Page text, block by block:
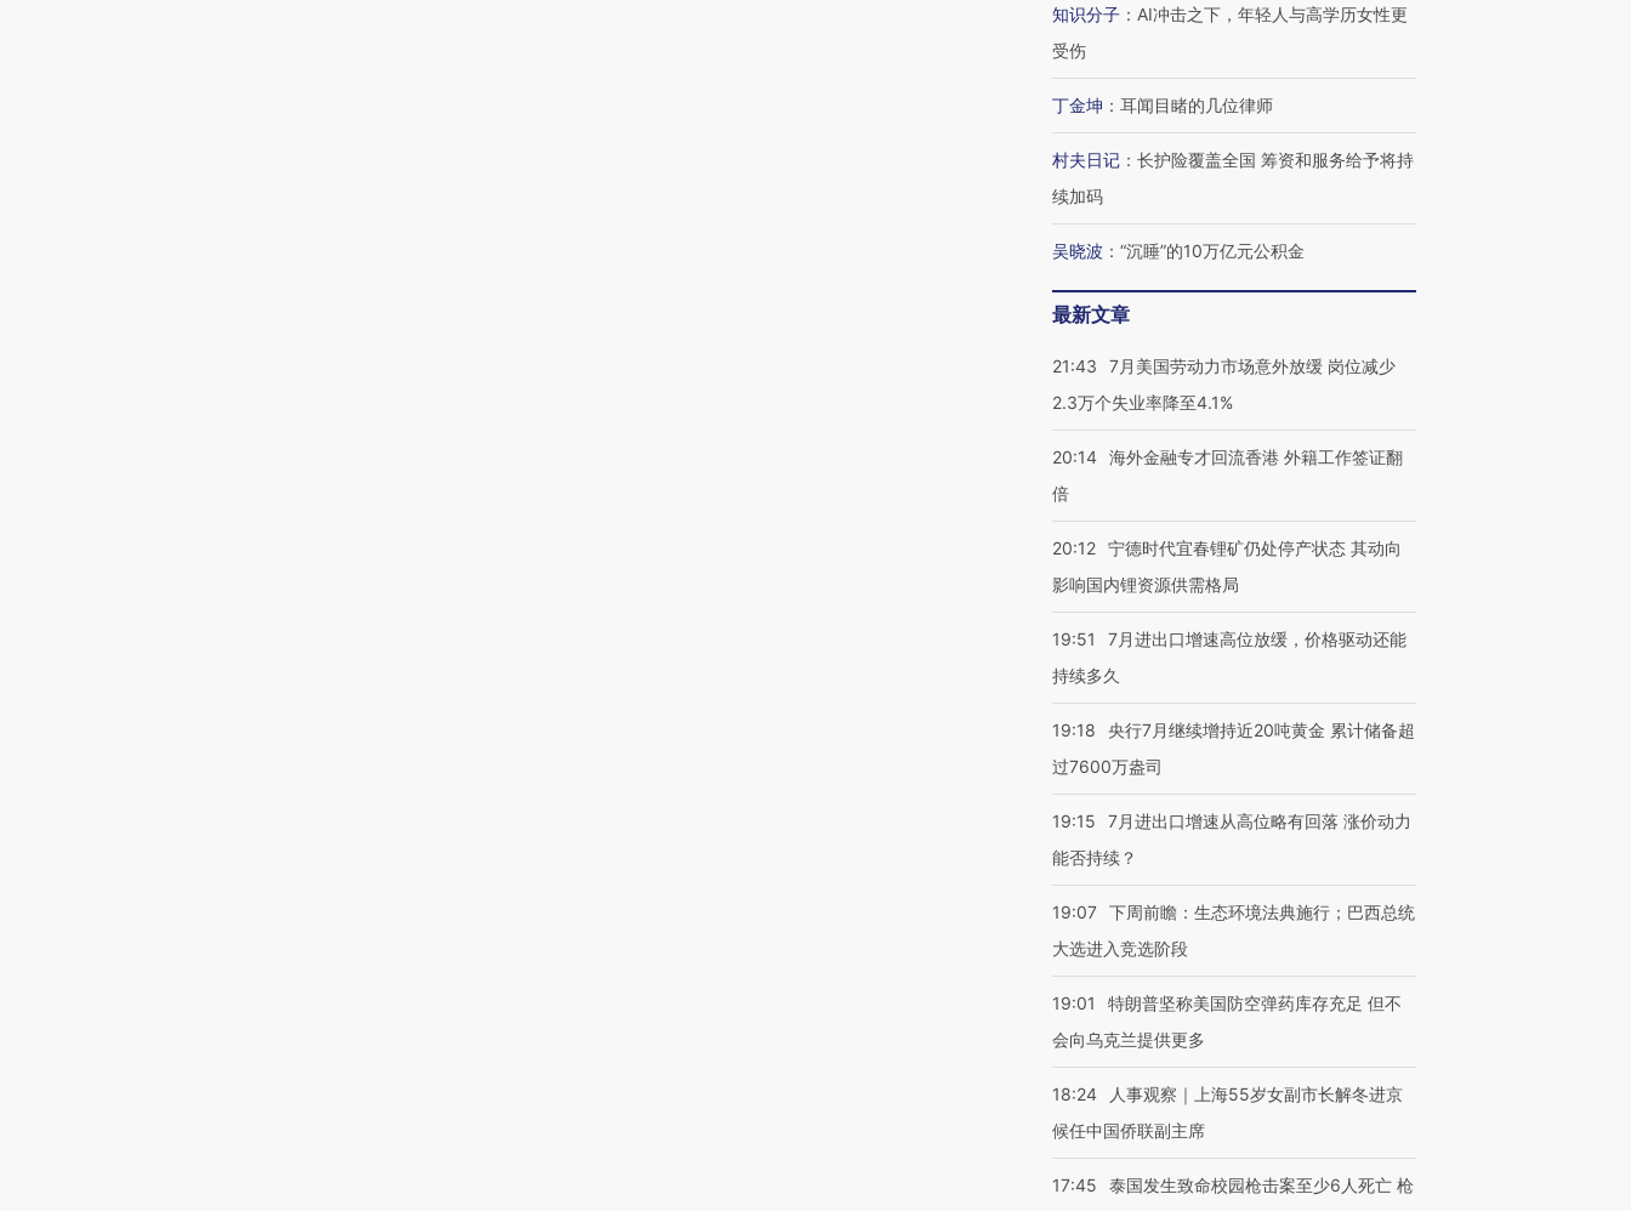
知识分子 ： AI冲击之下，年轻人与高学历女性更
受伤
丁金坤 ： 耳闻目睹的几位律师
村夫日记 ： 长护险覆盖全国 筹资和服务给予将持
续加码
吴晓波 ： “沉睡”的10万亿元公积金
最新文章
21:43
7月美国劳动力市场意外放缓 岗位减少
2.3万个失业率降至4.1%
20:14 海外金融专才回流香港 外籍工作签证翻
倍
20:12 宁德时代宜春锂矿仍处停产状态 其动向
影响国内锂资源供需格局
19:51
7月进出口增速高位放缓，价格驱动还能
持续多久
19:18
央行7月继续增持近20吨黄金 累计储备超
过7600万盎司
19:15
7月进出口增速从高位略有回落 涨价动力
能否持续？
19:07 下周前瞻：生态环境法典施行；巴西总统
大选进入竞选阶段
19:01
特朗普坚称美国防空弹药库存充足 但不
会向乌克兰提供更多
18:24
人事观察｜上海55岁女副市长解冬进京
候任中国侨联副主席
17:45 泰国发生致命校园枪击案至少6人死亡 枪